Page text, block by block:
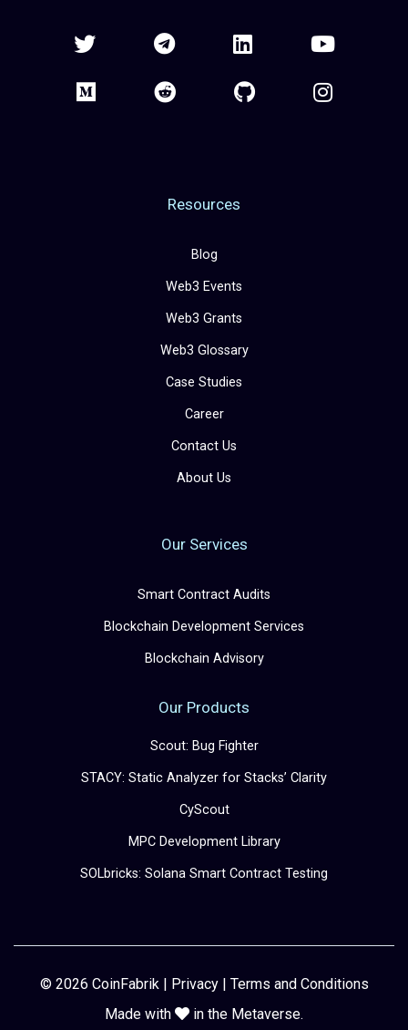
Resources
Blog
Web3 Events
Web3 Grants
Web3 Glossary
Case Studies
Career
Contact Us
About Us
Our Services
Smart Contract Audits
Blockchain Development Services
Blockchain Advisory
Our Products
Scout: Bug Fighter
STACY: Static Analyzer for Stacks’ Clarity
CyScout
MPC Development Library
SOLbricks: Solana Smart Contract Testing
© 2026 CoinFabrik | Privacy| Terms and Conditions
Made with
in the Metaverse.